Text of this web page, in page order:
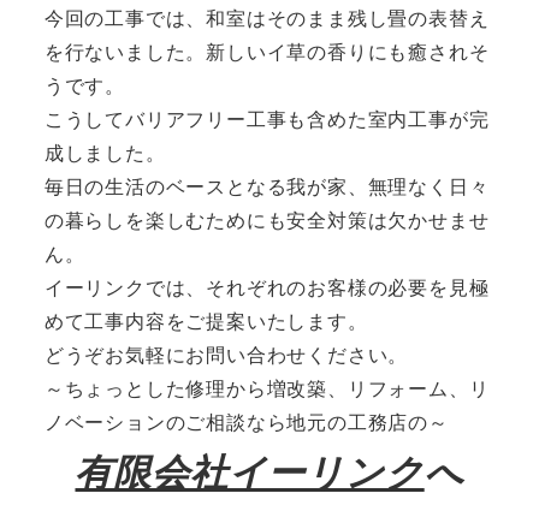
今回の工事では、和室はそのまま残し畳の表替え
を行ないました。新しいイ草の香りにも癒されそ
うです。
こうしてバリアフリー工事も含めた室内工事が完
成しました。
毎日の生活のベースとなる我が家、無理なく日々
の暮らしを楽しむためにも安全対策は欠かせませ
ん。
イーリンクでは、それぞれのお客様の必要を見極
めて工事内容をご提案いたします。
どうぞお気軽にお問い合わせください。
～ちょっとした修理から増改築、リフォーム、リ
ノベーションのご相談なら地元の工務店の～
有限会社イーリンクへ